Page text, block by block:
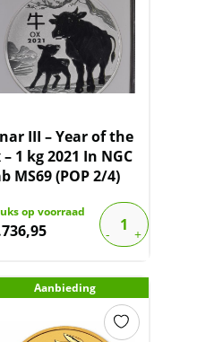
III – Year of the
– 1 kg 2021 In NGC
MS69 (POP 2/4)
op voorraad
Aanbieding